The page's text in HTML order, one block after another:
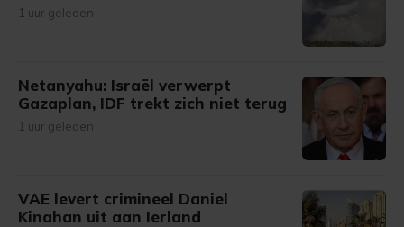
1 uur geleden
Netanyahu: Israël verwerpt
Gazaplan, IDF trekt zich niet terug
1 uur geleden
VAE levert crimineel Daniel
Kinahan uit aan Ierland